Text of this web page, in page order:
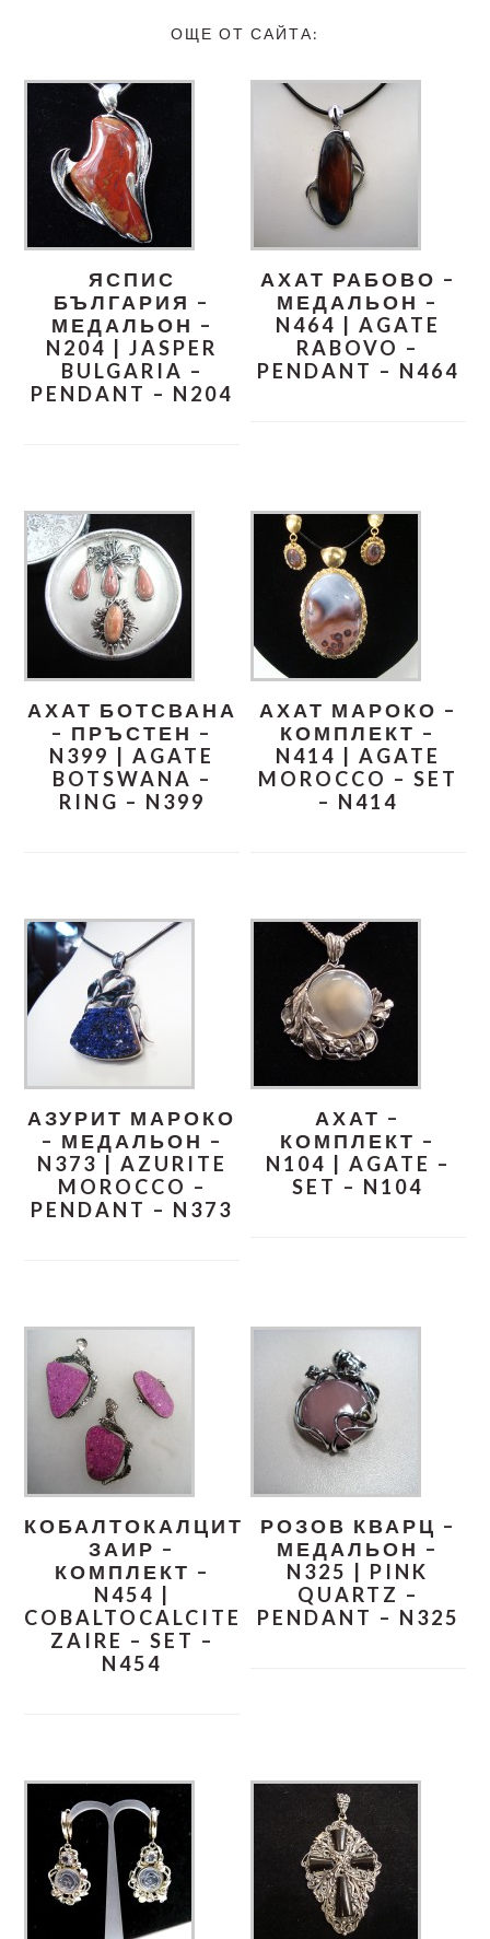
ОЩЕ ОТ САЙТА:
ЯСПИС
БЪЛГАРИЯ –
МЕДАЛЬОН –
N204 | JASPER
BULGARIA –
PENDANT – N204
АХАТ РАБОВО –
МЕДАЛЬОН –
N464 | AGATE
RABOVO –
PENDANT – N464
АХАТ БОТСВАНА
– ПРЪСТЕН –
N399 | AGATE
BOTSWANA –
RING – N399
АХАТ МАРОКО –
КОМПЛЕКТ –
N414 | AGATE
MOROCCO – SET
– N414
АЗУРИТ МАРОКО
– МЕДАЛЬОН –
N373 | AZURITE
MOROCCO –
PENDANT – N373
АХАТ –
КОМПЛЕКТ –
N104 | AGATE –
SET – N104
КОБАЛТОКАЛЦИТ
ЗАИР –
КОМПЛЕКТ –
N454 |
COBALTOCALCITE
ZAIRE – SET –
N454
РОЗОВ КВАРЦ –
МЕДАЛЬОН –
N325 | PINK
QUARTZ –
PENDANT – N325